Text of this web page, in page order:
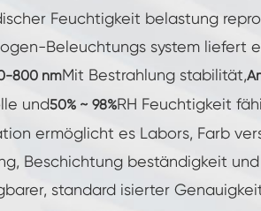
Feuchtigkeit belastung
Beleuchtungs system liefert
800 nmMit Bestrahlung stabilität,
und50% ~ 98%RH Feuchtigkeit
ermöglicht es Labors, Farb
Beschichtung beständigkeit
standard isierter